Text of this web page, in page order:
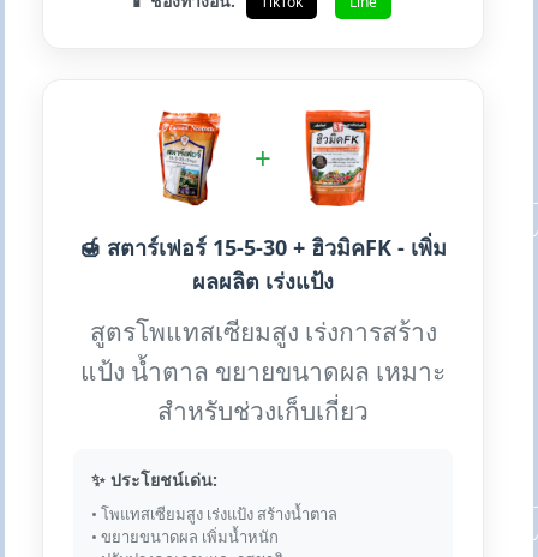
+
🍯 สตาร์เฟอร์ 15-5-30 + ฮิวมิคFK - เพิ่ม
ผลผลิต เร่งแป้ง
สูตรโพแทสเซียมสูง เร่งการสร้าง
แป้ง น้ำตาล ขยายขนาดผล เหมาะ
สำหรับช่วงเก็บเกี่ยว
✨ ประโยชน์เด่น:
• โพแทสเซียมสูง เร่งแป้ง สร้างน้ำตาล
• ขยายขนาดผล เพิ่มน้ำหนัก